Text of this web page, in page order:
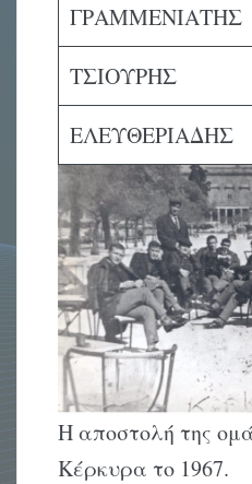
ΓΡΑΜΜΕΝΙΑΤΗΣ
ΤΣΙΟΥΡΗΣ
ΕΛΕΥΘΕΡΙΑΔΗΣ
Η αποστολή της
Κέρκυρα το 1967.